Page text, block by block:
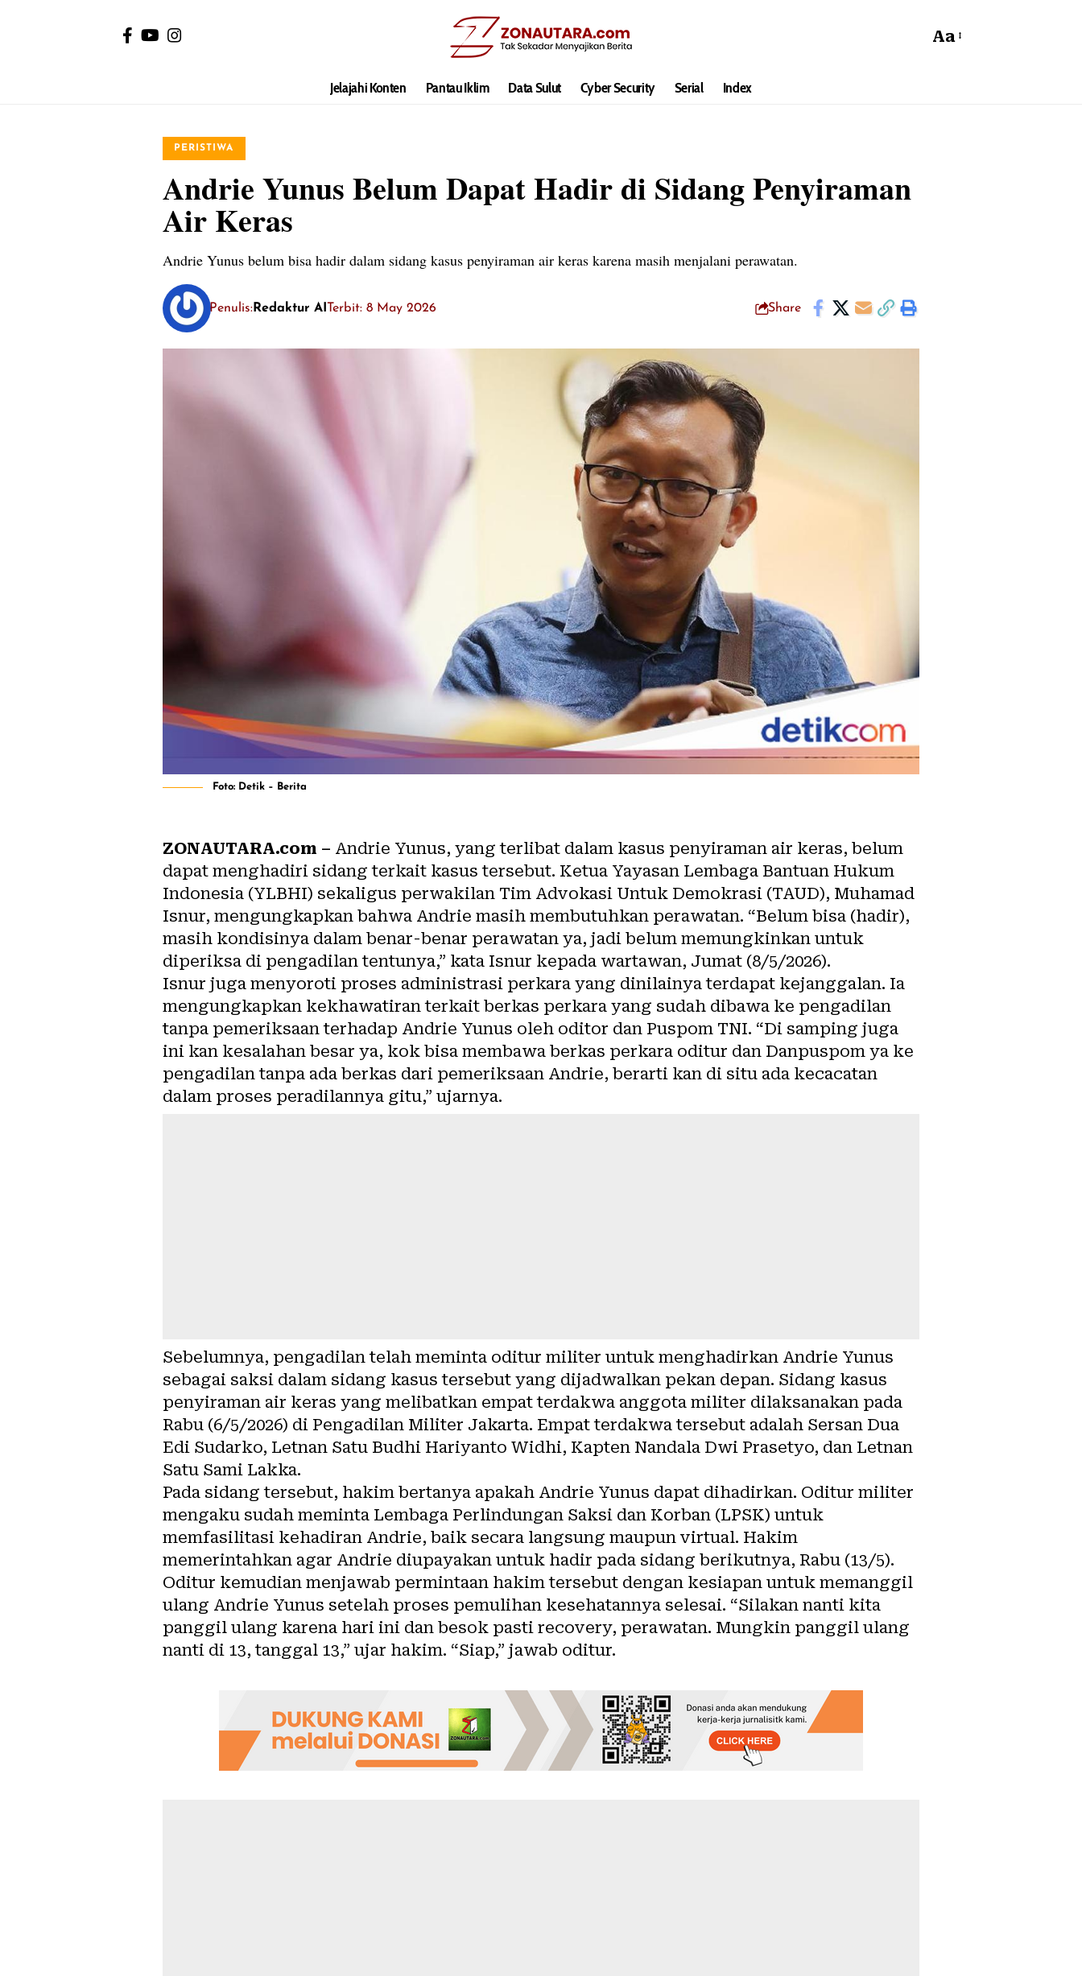
Aa
Jelajahi Konten Pantau Iklim Data Sulut Cyber Security Serial Index
PERISTIWA
Andrie Yunus Belum Dapat Hadir di Sidang Penyiraman
Air Keras
Andrie Yunus belum bisa hadir dalam sidang kasus penyiraman air keras karena masih menjalani perawatan.
Penulis:Redaktur AI Terbit: 8 May 2026 Share
Foto: Detik – Berita
ZONAUTARA.com – Andrie Yunus, yang terlibat dalam kasus penyiraman air keras, belum
dapat menghadiri sidang terkait kasus tersebut. Ketua Yayasan Lembaga Bantuan Hukum
Indonesia (YLBHI) sekaligus perwakilan Tim Advokasi Untuk Demokrasi (TAUD), Muhamad
Isnur, mengungkapkan bahwa Andrie masih membutuhkan perawatan. “Belum bisa (hadir),
masih kondisinya dalam benar-benar perawatan ya, jadi belum memungkinkan untuk
diperiksa di pengadilan tentunya,” kata Isnur kepada wartawan, Jumat (8/5/2026).
Isnur juga menyoroti proses administrasi perkara yang dinilainya terdapat kejanggalan. Ia
mengungkapkan kekhawatiran terkait berkas perkara yang sudah dibawa ke pengadilan
tanpa pemeriksaan terhadap Andrie Yunus oleh oditor dan Puspom TNI. “Di samping juga
ini kan kesalahan besar ya, kok bisa membawa berkas perkara oditur dan Danpuspom ya ke
pengadilan tanpa ada berkas dari pemeriksaan Andrie, berarti kan di situ ada kecacatan
dalam proses peradilannya gitu,” ujarnya.
Sebelumnya, pengadilan telah meminta oditur militer untuk menghadirkan Andrie Yunus
sebagai saksi dalam sidang kasus tersebut yang dijadwalkan pekan depan. Sidang kasus
penyiraman air keras yang melibatkan empat terdakwa anggota militer dilaksanakan pada
Rabu (6/5/2026) di Pengadilan Militer Jakarta. Empat terdakwa tersebut adalah Sersan Dua
Edi Sudarko, Letnan Satu Budhi Hariyanto Widhi, Kapten Nandala Dwi Prasetyo, dan Letnan
Satu Sami Lakka.
Pada sidang tersebut, hakim bertanya apakah Andrie Yunus dapat dihadirkan. Oditur militer
mengaku sudah meminta Lembaga Perlindungan Saksi dan Korban (LPSK) untuk
memfasilitasi kehadiran Andrie, baik secara langsung maupun virtual. Hakim
memerintahkan agar Andrie diupayakan untuk hadir pada sidang berikutnya, Rabu (13/5).
Oditur kemudian menjawab permintaan hakim tersebut dengan kesiapan untuk memanggil
ulang Andrie Yunus setelah proses pemulihan kesehatannya selesai. “Silakan nanti kita
panggil ulang karena hari ini dan besok pasti recovery, perawatan. Mungkin panggil ulang
nanti di 13, tanggal 13,” ujar hakim. “Siap,” jawab oditur.